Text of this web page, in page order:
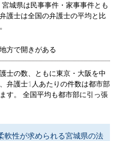
城県は民事事件・家事事件とも
護士は全国の弁護士の平均と比
方で開きがある
士の数、ともに東京・大阪を中
弁護士1人あたりの件数は都市部
す。 全国平均も都市部に引っ張
軟性が求められる宮城県の法